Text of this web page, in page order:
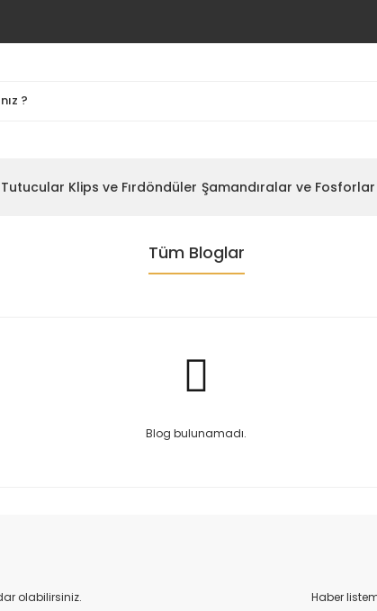
Tutucular Klips ve Fırdöndüler Şamandıralar ve Fosforlar
Tüm Bloglar
Blog bulunamadı.
olabilirsiniz. Haber